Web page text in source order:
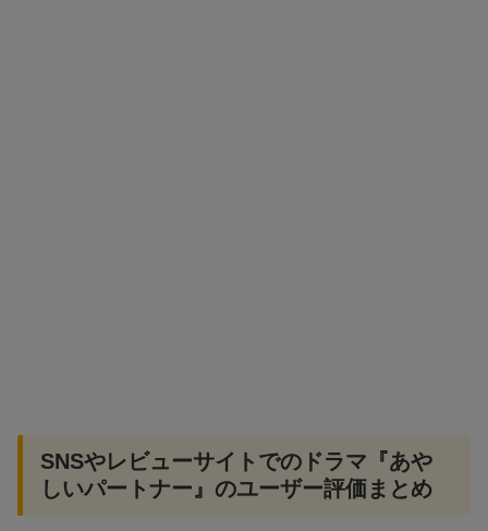
SNSやレビューサイトでのドラマ『あや
しいパートナー』のユーザー評価まとめ